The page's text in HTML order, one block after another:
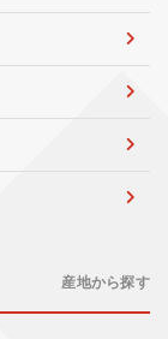
産地から探す